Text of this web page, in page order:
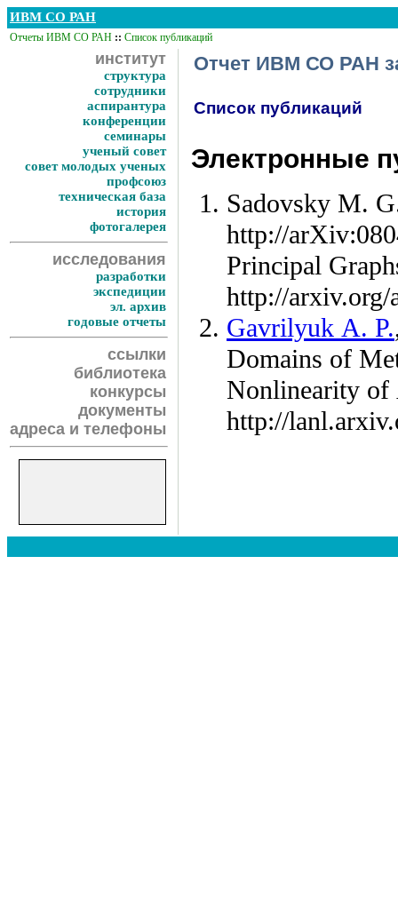
ИВМ СО РАН
Отчеты ИВМ СО РАН :: Список публикаций
институт
структура
сотрудники
аспирантура
конференции
семинары
ученый совет
совет молодых ученых
профсоюз
техническая база
история
фотогалерея
исследования
разработки
экспедиции
эл. архив
годовые отчеты
ссылки
библиотека
конкурсы
документы
адреса и телефоны
Отчет ИВМ СО РАН
Список публикаций
Электронные
Sadovsky M.
http://
Principal
http://arxiv.org/
Gavrilyuk A. P.
Domains of
Nonlinearity of
http://